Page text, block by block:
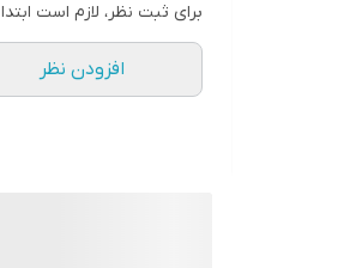
برای ثبت نظر، لازم است
افزودن نظر